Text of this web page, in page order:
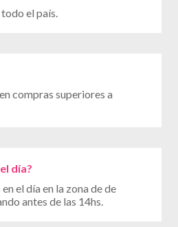
el país.
compras superiores a
día?
el día en la zona de de
antes de las 14hs.